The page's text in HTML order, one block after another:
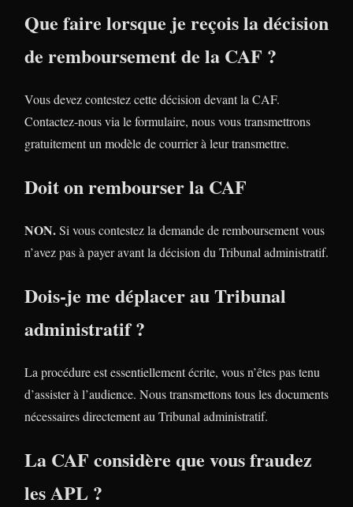
Que faire lorsque je reçois la décision
de remboursement de la CAF ?
Vous devez contestez cette décision devant la CAF.
Contactez-nous via le formulaire, nous vous transmettrons
gratuitement un modèle de courrier à leur transmettre.
Doit on rembourser la CAF
NON.Si vous contestez la demande de remboursement vous
n’avez pas à payer avant la décision du Tribunal administratif.
Dois-je me déplacer au Tribunal
administratif ?
La procédure est essentiellement écrite, vous n’êtes pas tenu
d’assister à l’audience. Nous transmettons tous les documents
nécessaires directement au Tribunal administratif.
La CAF considère que vous fraudez
les APL ?